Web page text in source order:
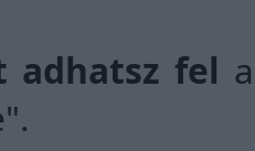
adhatsz fel